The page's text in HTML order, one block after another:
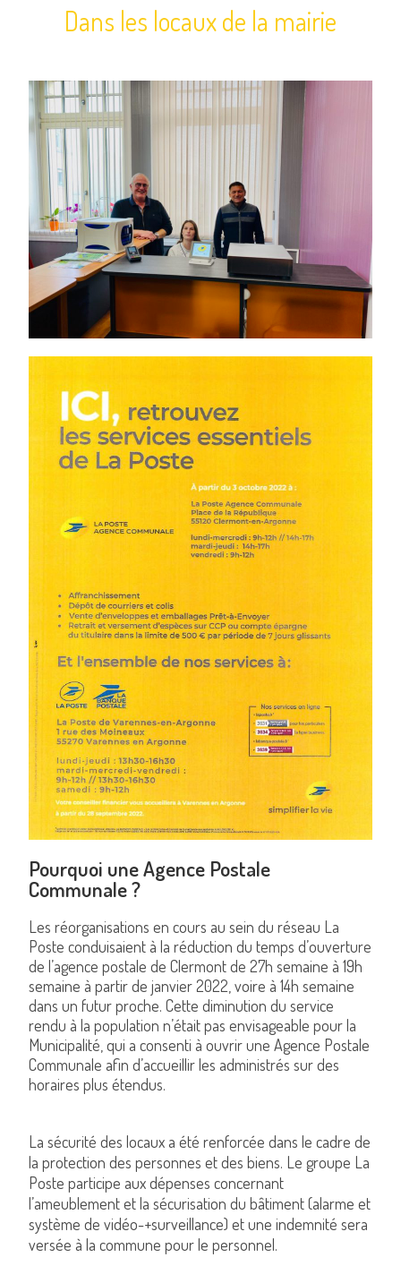
Dans les locaux de la mairie
Pourquoi une Agence Postale
Communale ?
Les réorganisations en cours au sein du réseau La
Poste conduisaient à la réduction du temps d’ouverture
de l’agence postale de Clermont de 27h semaine à 19h
semaine à partir de janvier 2022, voire à 14h semaine
dans un futur proche. Cette diminution du service
rendu à la population n’était pas envisageable pour la
Municipalité, qui a consenti à ouvrir une Agence Postale
Communale afin d’accueillir les administrés sur des
horaires plus étendus.
La sécurité des locaux a été renforcée dans le cadre de
la protection des personnes et des biens. Le groupe La
Poste participe aux dépenses concernant
l’ameublement et la sécurisation du bâtiment (alarme et
système de vidéo-+surveillance) et une indemnité sera
versée à la commune pour le personnel.